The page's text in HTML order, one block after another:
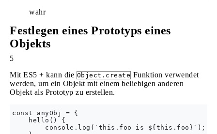
wahr
Festlegen eines Prototyps eines
Objekts
5
Mit ES5 + kann die Object.create Funktion verwendet
werden, um ein Objekt mit einem beliebigen anderen
Objekt als Prototyp zu erstellen.
const anyObj = {
    hello() {
        console.log(`this.foo is ${this.foo}`);